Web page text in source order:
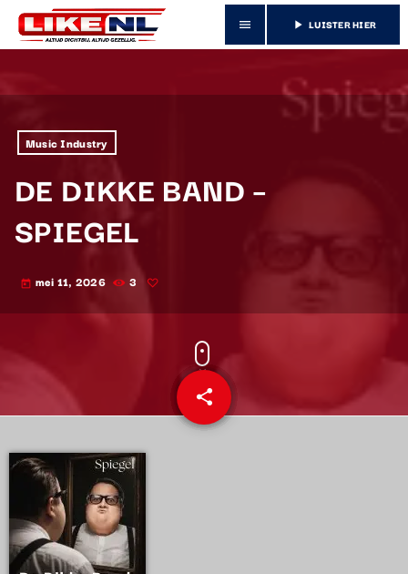
menu play_arrow LUISTER HIER
Music Industry
DE DIKKE BAND –
SPIEGEL
today mei 11, 2026 3
share
email